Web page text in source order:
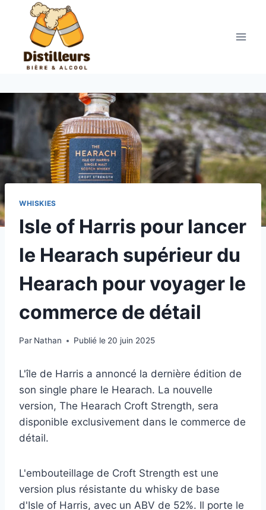
contenu
WHISKIES
Isle of Harris pour lancer
le Hearach supérieur du
Hearach pour voyager le
commerce de détail
Par Nathan Publié le 20 juin 2025
L'île de Harris a annoncé la dernière édition de
son single phare le Hearach. La nouvelle
version, The Hearach Croft Strength, sera
disponible exclusivement dans le commerce de
détail.
L'embouteillage de Croft Strength est une
version plus résistante du whisky de base
d'Isle of Harris, avec un ABV de 52%. Il porte le